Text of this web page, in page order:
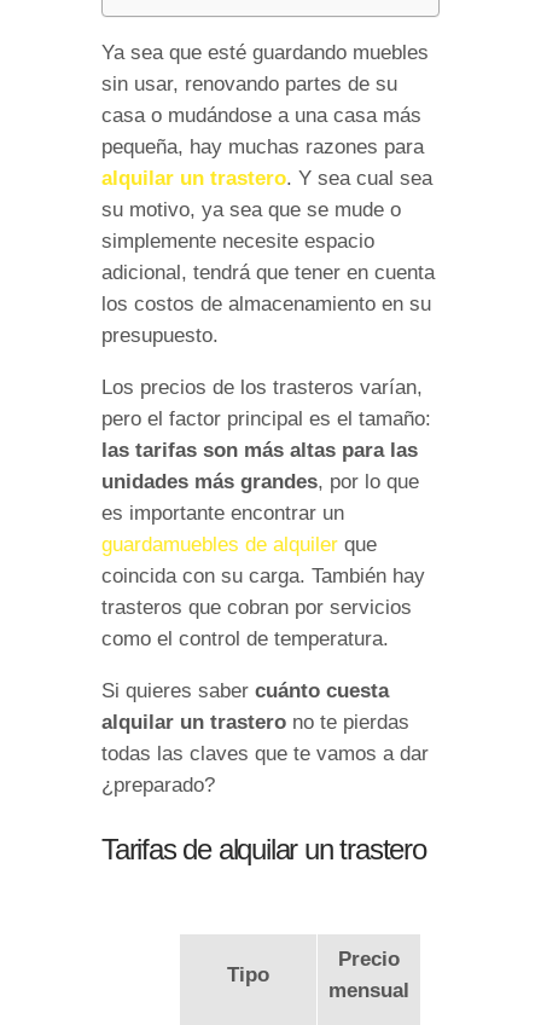
Ya sea que esté guardando muebles
sin usar, renovando partes de su
casa o mudándose a una casa más
pequeña, hay muchas razones para
alquilar un trastero. Y sea cual sea
su motivo, ya sea que se mude o
simplemente necesite espacio
adicional, tendrá que tener en cuenta
los costos de almacenamiento en su
presupuesto.
Los precios de los trasteros varían,
pero el factor principal es el tamaño:
las tarifas son más altas para las
unidades más grandes, por lo que
es importante encontrar un
guardamuebles de alquiler que
coincida con su carga. También hay
trasteros que cobran por servicios
como el control de temperatura.
Si quieres saber cuánto cuesta
alquilar un trastero no te pierdas
todas las claves que te vamos a dar
¿preparado?
Tarifas de alquilar un trastero
Tipo
Precio
mensual